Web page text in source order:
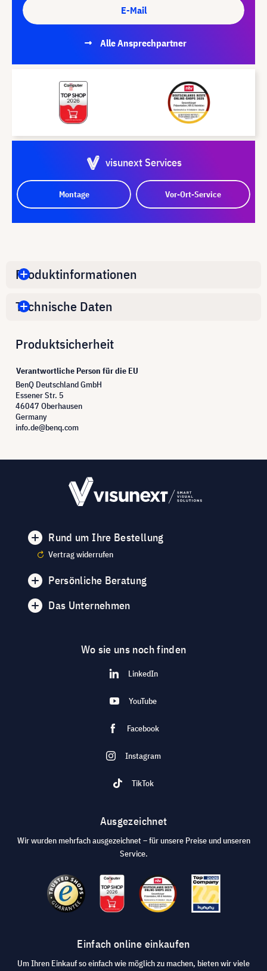
E-Mail
Alle Ansprechpartner
visunext Services
Montage Vor-Ort-Service
Produktinformationen
Technische Daten
Produktsicherheit
Verantwortliche Person für die EU
BenQ Deutschland GmbH
Essener Str. 5
46047 Oberhausen
Germany
info.de@benq.com
Rund um Ihre Bestellung
Vertrag widerrufen
Persönliche Beratung
Das Unternehmen
Wo sie uns noch finden
LinkedIn
YouTube
Facebook
Instagram
TikTok
Ausgezeichnet
Wir wurden mehrfach ausgezeichnet – für unsere Preise und unseren
Service.
Einfach online einkaufen
Um Ihren Einkauf so einfach wie möglich zu machen, bieten wir viele